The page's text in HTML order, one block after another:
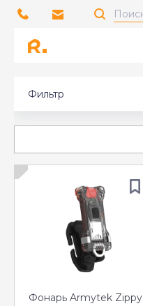
Фильтр
Фонарь Armytek Zippy